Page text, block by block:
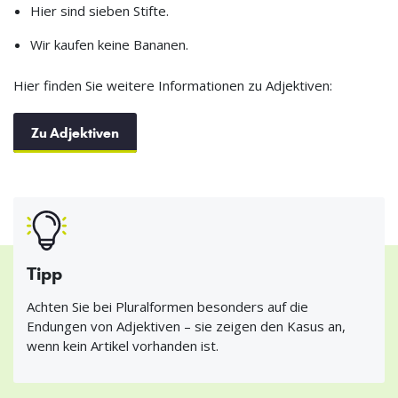
Hier sind sieben Stifte.
Wir kaufen keine Bananen.
Hier finden Sie weitere Informationen zu Adjektiven:
Zu Adjektiven
Tipp
Achten Sie bei Pluralformen besonders auf die
Endungen von Adjektiven – sie zeigen den Kasus an,
wenn kein Artikel vorhanden ist.